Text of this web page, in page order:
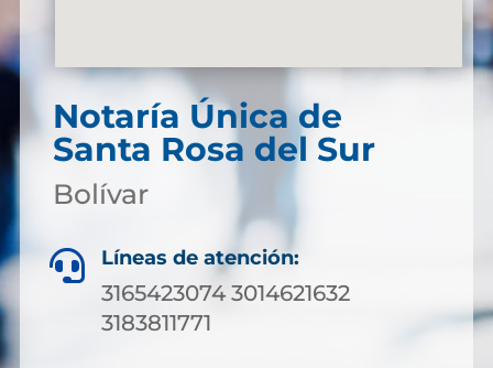
Notaría Única de
Santa Rosa del Sur
Bolívar
 Líneas de atención:
3165423074 3014621632
3183811771